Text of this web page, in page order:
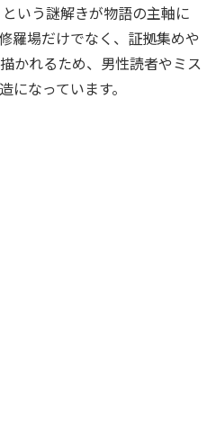
いう謎解きが物語の主軸に
羅場だけでなく、証拠集めや
かれるため、男性読者やミス
になっています。